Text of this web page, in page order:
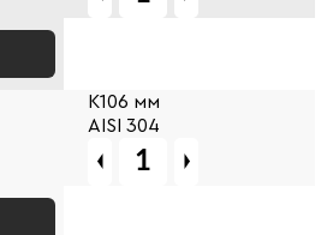
К106 мм
AISI 304